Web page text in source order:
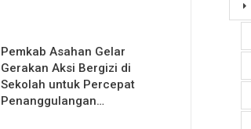
Pemkab Asahan Gelar
Gerakan Aksi Bergizi di
Sekolah untuk Percepat
Penanggulangan…